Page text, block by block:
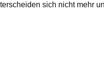
sich nicht mehr